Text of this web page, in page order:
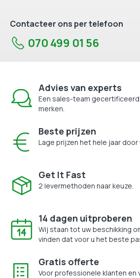
Contacteer ons per telefoon
070 499 01 56
Advies van experts
Een sales-team
merken.
Beste prijzen
Lage prijzen het hele jaar
Get It Fast
2 levermethoden naar keuze.
14 dagen uitproberen
Wij staan tot uw beschikking
vinden dat voor u het beste
Gratis offerte
Voor professionele klanten en